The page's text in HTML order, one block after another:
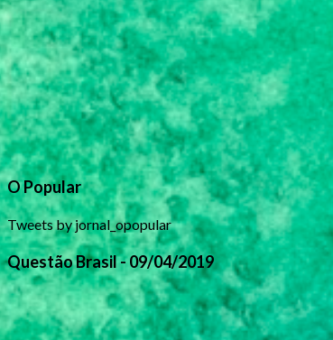
O Popular
Tweets by jornal_opopular
Questão Brasil - 09/04/2019